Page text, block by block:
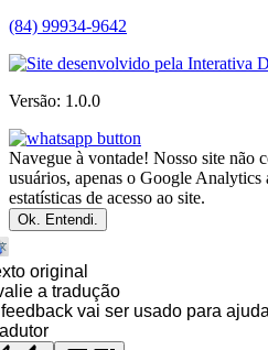
(84) 99934-9642
Versão: 1.0.0
Navegue à vontade! Nosso site não
usuários, apenas o Google Analytics
estatísticas de acesso ao site.
Ok. Entendi.
original
a tradução
vai ser usado para